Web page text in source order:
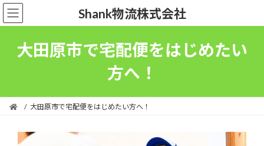
コ
ン
テ
ッ
ナ
ビ
ゲ
移
Shank物流株式会社
大田原市で宅配便をはじめたい
方へ！
大田原市で宅配便をはじめたい方へ！